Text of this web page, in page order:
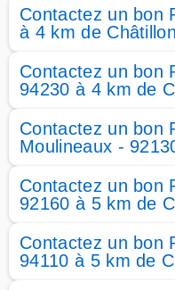
Contactez un bon
à 4 km de Châtillon
Contactez un bon
94230 à 4 km de
Contactez un bon
Moulineaux -
Contactez un bon
92160 à 5 km de
Contactez un bon
94110 à 5 km de